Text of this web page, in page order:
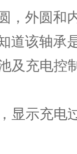
，外圆和
道该轴承
及充电控
显示充电